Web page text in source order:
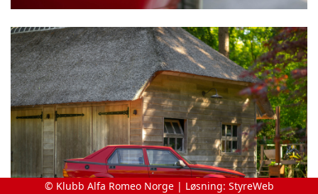
© Klubb Alfa Romeo Norge | Løsning: StyreWeb